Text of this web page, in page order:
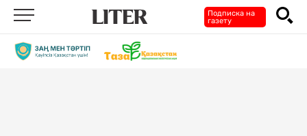
Подписка на
газету